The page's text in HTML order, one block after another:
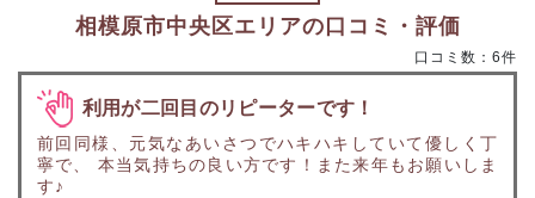
相模原市中央区エリアの口コミ・評価
口コミ数：6件
利用が二回目のリピーターです！
前回同様、元気なあいさつでハキハキしていて優しく丁
寧で、 本当気持ちの良い方です！また来年もお願いしま
す♪